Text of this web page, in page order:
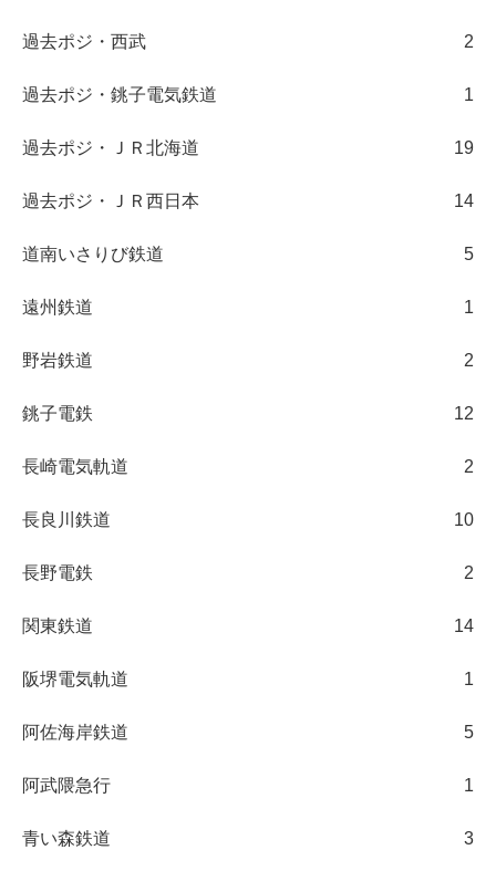
過去ポジ・西武 2
過去ポジ・銚子電気鉄道 1
過去ポジ・ＪＲ北海道 19
過去ポジ・ＪＲ西日本 14
道南いさりび鉄道 5
遠州鉄道 1
野岩鉄道 2
銚子電鉄 12
長崎電気軌道 2
長良川鉄道 10
長野電鉄 2
関東鉄道 14
阪堺電気軌道 1
阿佐海岸鉄道 5
阿武隈急行 1
青い森鉄道 3